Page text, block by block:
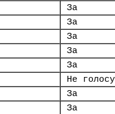
За
За
За
За
За
Не
За
За